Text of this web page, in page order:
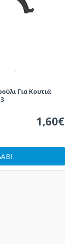
Για Κουτιά
1,60€